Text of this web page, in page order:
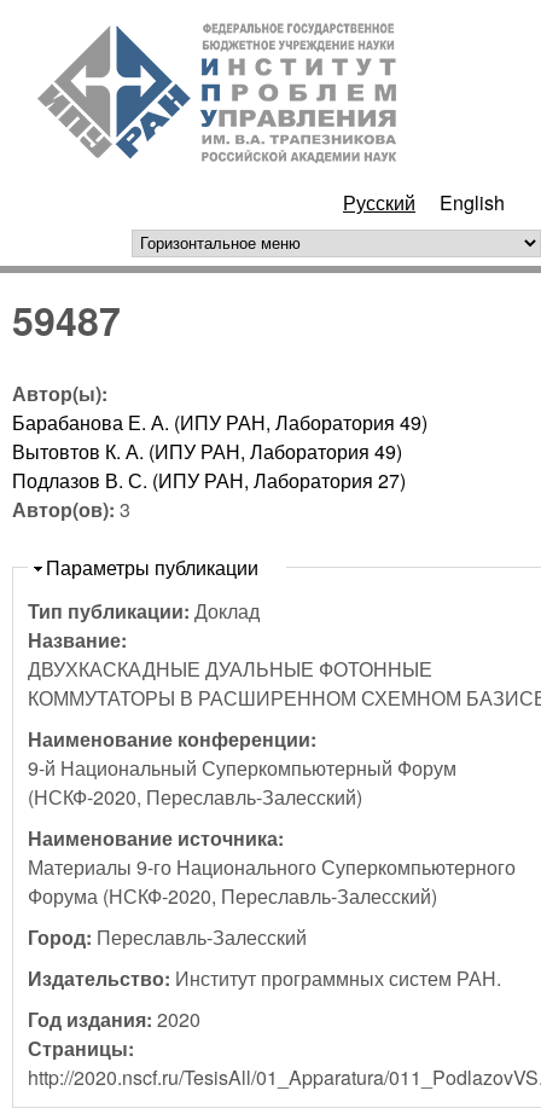
Перейти к основному
содержанию
РАН
Русский English
горизонтальное меню
59487
Автор(ы):
Барабанова Е. А. (ИПУ РАН, Лаборатория 49)
Вытовтов К. А. (ИПУ РАН, Лаборатория 49)
Подлазов В. С. (ИПУ РАН, Лаборатория 27)
Автор(ов): 3
Скрыть
Параметры публикации
Тип публикации: Доклад
Название:
ДВУХКАСКАДНЫЕ ДУАЛЬНЫЕ ФОТОННЫЕ
КОММУТАТОРЫ В РАСШИРЕННОМ СХЕМНОМ
Наименование конференции:
9-й Национальный Суперкомпьютерный Форум
(НСКФ-2020, Переславль-Залесский)
Наименование источника:
Материалы 9-го Национального Суперкомпьютерного
Форума (НСКФ-2020, Переславль-Залесский)
Город: Переславль-Залесский
Издательство: Институт программных систем РАН.
Год издания: 2020
Страницы:
http://2020.nscf.ru/TesisAll/01_Apparatura/